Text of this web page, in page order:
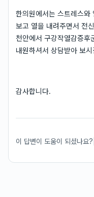
한의원에서는 스트레스와
보고 열을 내려주면서 전
천안에서 구강작열감증후
내원하셔서 상담받아 보
감사합니다.
이 답변이 도움이 되셨나요?